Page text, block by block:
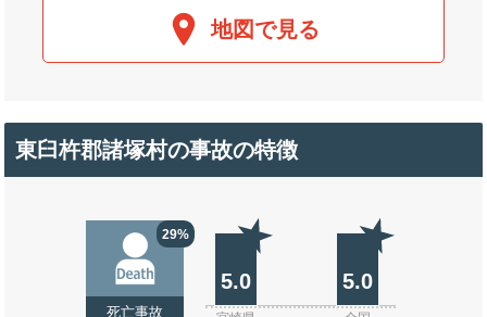
地図で見る
東臼杵郡諸塚村の事故の特徴
29%
死亡事故
5.0 5.0